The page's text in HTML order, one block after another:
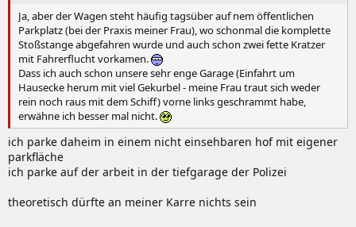
Ja, aber der Wagen steht häufig tagsüber auf nem öffentlichen
Parkplatz (bei der Praxis meiner Frau), wo schonmal die komplette
Stoßstange abgefahren wurde und auch schon zwei fette Kratzer
mit Fahrerflucht vorkamen.
Dass ich auch schon unsere sehr enge Garage (Einfahrt um
Hausecke herum mit viel Gekurbel - meine Frau traut sich weder
rein noch raus mit dem Schiff) vorne links geschrammt habe,
erwähne ich besser mal nicht.
ich parke daheim in einem nicht einsehbaren hof mit eigener
parkfläche
ich parke auf der arbeit in der tiefgarage der Polizei
theoretisch dürfte an meiner Karre nichts sein